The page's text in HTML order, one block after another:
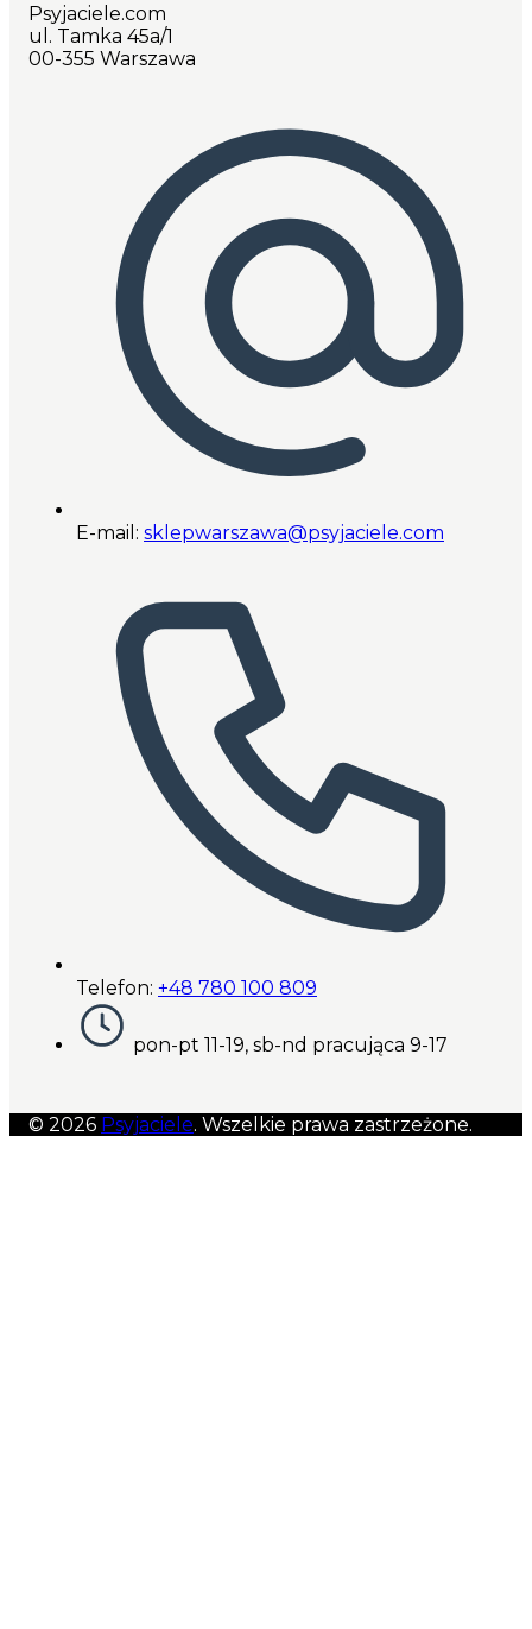
Psyjaciele.com
ul. Tamka 45a/1
00-355 Warszawa
E-mail: sklepwarszawa@psyjaciele.com
Telefon: +48 780 100 809
pon-pt 11-19, sb-nd pracująca 9-17
© 2026 Psyjaciele. Wszelkie prawa zastrzeżone.